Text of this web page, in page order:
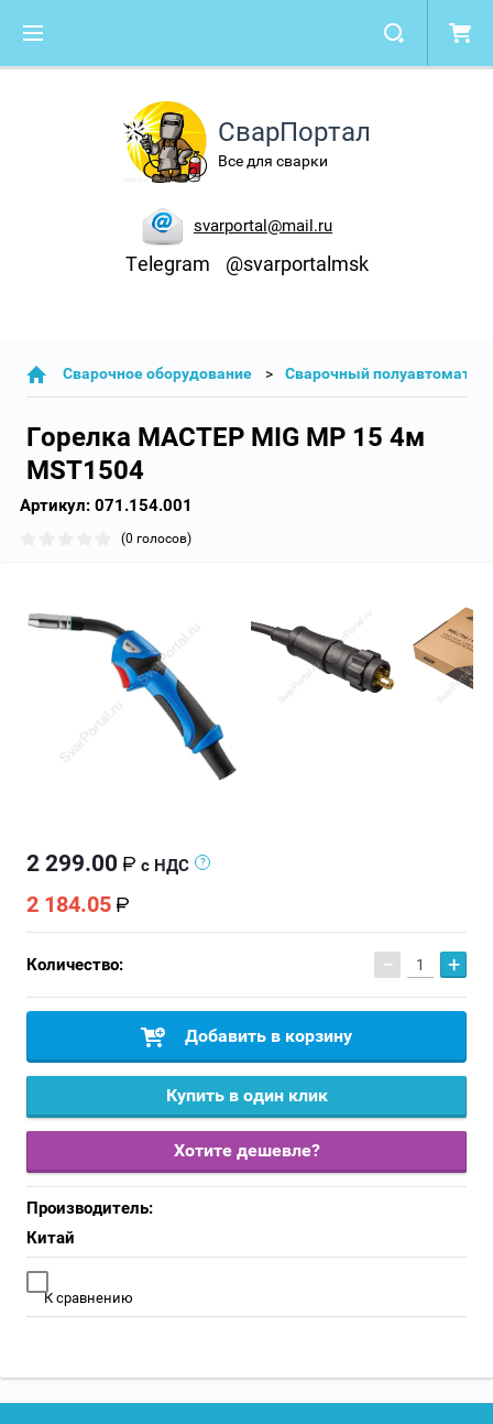
СварПортал
Все для сварки
svarportal@mail.ru
Telegram @svarportalmsk
Cварочное оборудование Сварочный полуавтомат
Горелка МАСТЕР MIG MP 15 4м
MST1504
Артикул: 071.154.001
(0 голосов)
2 299.00 с НДС
2 184.05
Количество: − +
Добавить в корзину
Купить в один клик
Хотите дешевле?
Производитель:
Китай
К сравнению